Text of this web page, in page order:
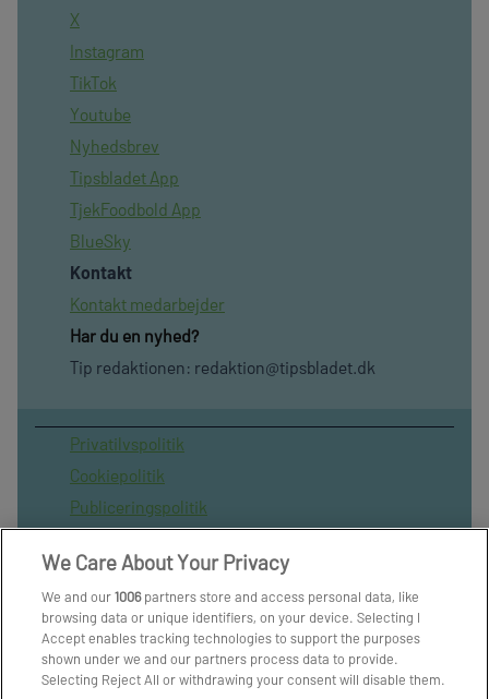
X
Instagram
TikTok
Youtube
Nyhedsbrev
Tipsbladet App
TjekFoodbold App
BlueSky
Kontakt
Kontakt medarbejder
Har du en nyhed?
Tip redaktionen: redaktion@tipsbladet.dk
Privatilvspolitik
Cookiepolitik
Publiceringspolitik
Spil ansvarligt
Administrer samtykke
Arkiv
Om os
We Care About Your Privacy
We and our1006partners store and access personal data, like
browsing data or unique identifiers, on your device. Selecting I
Accept enables tracking technologies to support the purposes
shown under we and our partners process data to provide.
Selecting Reject All or withdrawing your consent will disable them.